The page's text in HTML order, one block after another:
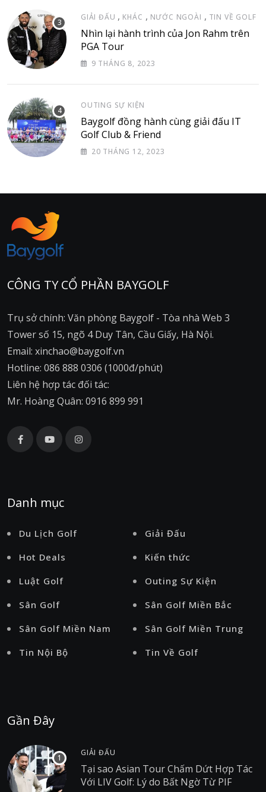
GIẢI ĐẤU , KHÁC , NƯỚC NGOÀI , TIN VỀ GOLF
Nhìn lại hành trình của Jon Rahm trên
PGA Tour
9 THÁNG 8, 2023
OUTING SỰ KIỆN
Baygolf đồng hành cùng giải đấu IT
Golf Club & Friend
20 THÁNG 12, 2023
CÔNG TY CỔ PHẦN BAYGOLF
Trụ sở chính: Văn phòng Baygolf - Tòa nhà Web 3
Tower số 15, ngõ 4 Duy Tân, Cầu Giấy, Hà Nội.
Email: xinchao@baygolf.vn
Hotline: 086 888 0306 (1000đ/phút)
Liên hệ hợp tác đối tác:
Mr. Hoàng Quân: 0916 899 991
Danh mục
Du Lịch Golf
Giải Đấu
Hot Deals
Kiến thức
Luật Golf
Outing Sự Kiện
Sân Golf
Sân Golf Miền Bắc
Sân Golf Miền Nam
Sân Golf Miền Trung
Tin Nội Bộ
Tin Về Golf
Gần Đây
GIẢI ĐẤU
Tại sao Asian Tour Chấm Dứt Hợp Tác
Với LIV Golf: Lý do Bất Ngờ Từ PIF